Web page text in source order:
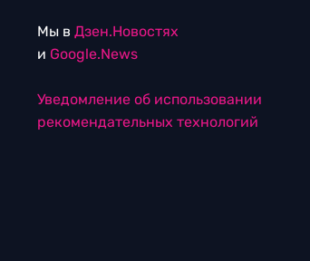
Мы в Дзен.Новостях
и Google.News
Уведомление об использовании
рекомендательных технологий